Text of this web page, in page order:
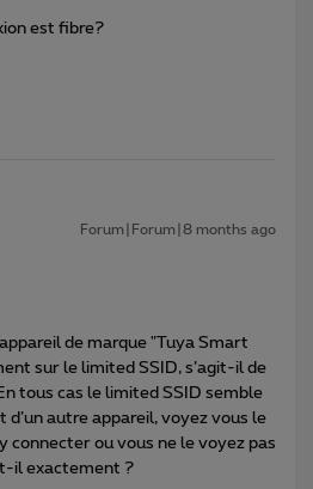
est fibre?
Forum|Forum|8 months ago
de marque "Tuya Smart
sur le limited SSID, s’agit-il de
tous cas le limited SSID semble
d’un autre appareil, voyez vous le
connecter ou vous ne le voyez pas
il exactement ?